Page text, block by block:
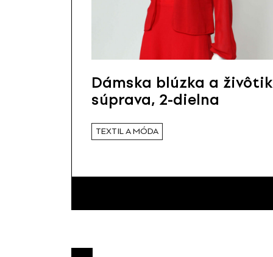
Dámska blúzka a
súprava, 2-dielna
TEXTIL A MÓDA